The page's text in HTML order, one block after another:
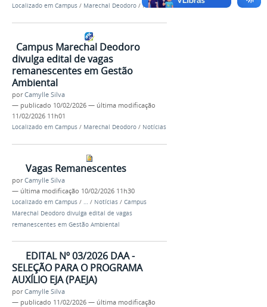
Localizado em Campus / Marechal Deodoro /Notícias
Campus Marechal Deodoro
divulga edital de vagas
remanescentes em Gestão
Ambiental
porCamylle Silva
— publicado 10/02/2026 — última modificação
11/02/2026 11h01
Localizado em Campus / Marechal Deodoro / Notícias
Vagas Remanescentes
porCamylle Silva
— última modificação 10/02/2026 11h30
Localizado em Campus / … / Notícias / Campus
Marechal Deodoro divulga edital de vagas
remanescentes em Gestão Ambiental
EDITAL Nº 03/2026 DAA -
SELEÇÃO PARA O PROGRAMA
AUXÍLIO EJA (PAEJA)
porCamylle Silva
— publicado 11/02/2026 — última modificação